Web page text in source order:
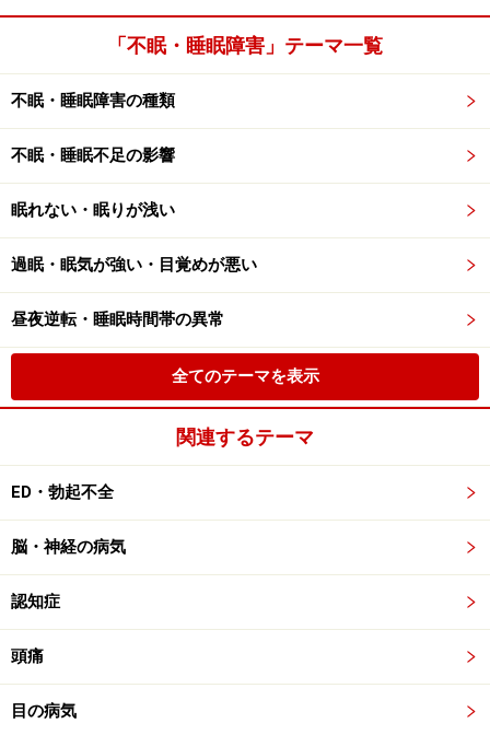
「不眠・睡眠障害」テーマ一覧
不眠・睡眠障害の種類
不眠・睡眠不足の影響
眠れない・眠りが浅い
過眠・眠気が強い・目覚めが悪い
昼夜逆転・睡眠時間帯の異常
全てのテーマを表示
関連するテーマ
ED・勃起不全
脳・神経の病気
認知症
頭痛
目の病気